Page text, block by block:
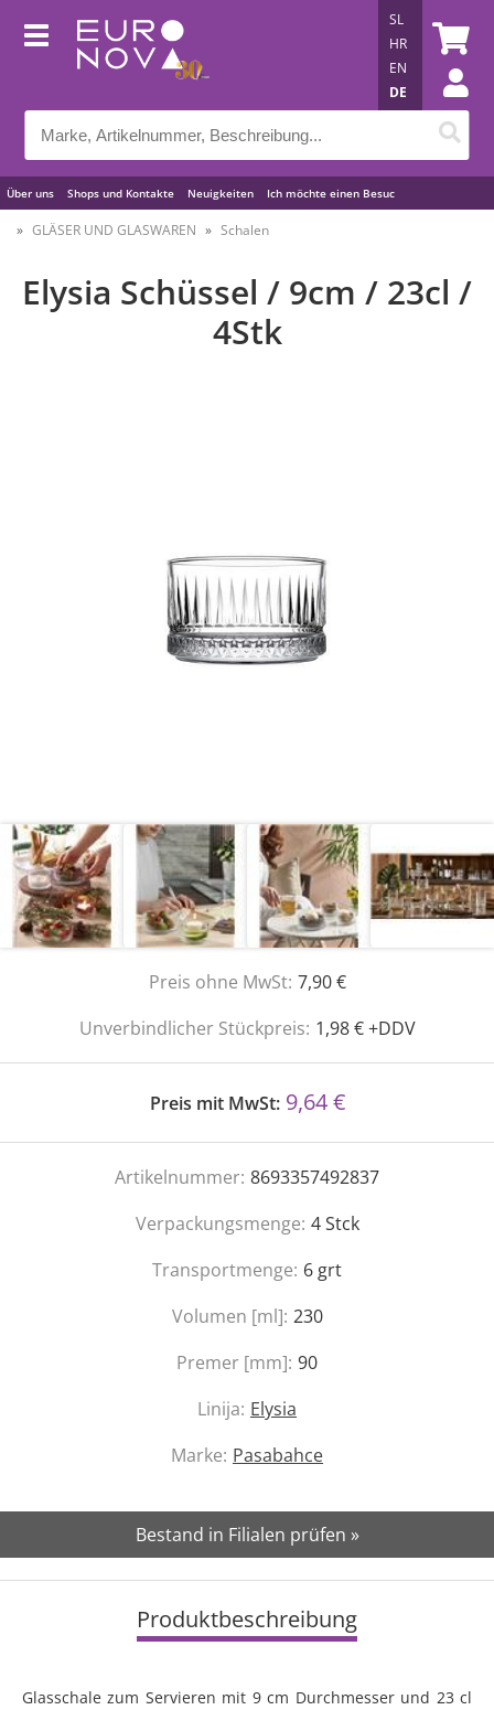
Über uns Shops und Kontakte Neuigkeiten Ich möchte einen Besuc
Nützliche Tipps
SL
HR
EN
DE
GLÄSER UND GLASWAREN Schalen
Elysia Schüssel / 9cm / 23cl /
4Stk
Preis ohne MwSt: 7,90 €
Unverbindlicher Stückpreis: 1,98 € +DDV
Preis mit MwSt: 9,64 €
Artikelnummer: 8693357492837
Verpackungsmenge: 4Stck
Transportmenge: 6 grt
Volumen [ml]: 230
Premer [mm]: 90
Linija: Elysia
Marke: Pasabahce
Bestand in Filialen prüfen »
Produktbeschreibung
Glasschale zum Servieren mit 9 cm Durchmesser und 23 cl